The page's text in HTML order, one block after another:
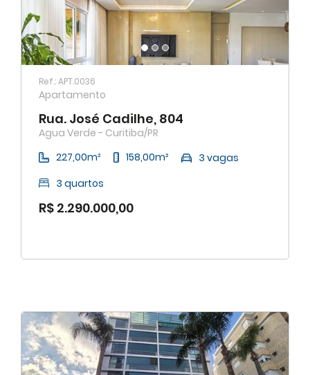
Ref.: APT.0036
Apartamento
Rua. José Cadilhe, 804
Agua Verde - Curitiba/PR
227,00m²
158,00m²
3 vagas
3 quartos
R$ 2.290.000,00